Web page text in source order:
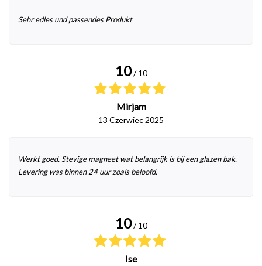
Sehr edles und passendes Produkt
10 / 10
Mirjam
13 Czerwiec 2025
Werkt goed. Stevige magneet wat belangrijk is bij een glazen bak.
Levering was binnen 24 uur zoals beloofd.
10 / 10
Ise